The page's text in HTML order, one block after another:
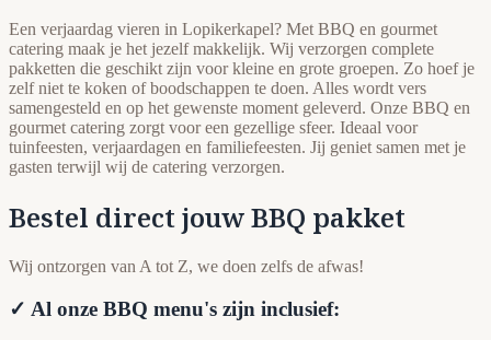
Een verjaardag vieren in Lopikerkapel? Met BBQ en gourmet
catering maak je het jezelf makkelijk. Wij verzorgen complete
pakketten die geschikt zijn voor kleine en grote groepen. Zo hoef je
zelf niet te koken of boodschappen te doen. Alles wordt vers
samengesteld en op het gewenste moment geleverd. Onze BBQ en
gourmet catering zorgt voor een gezellige sfeer. Ideaal voor
tuinfeesten, verjaardagen en familiefeesten. Jij geniet samen met je
gasten terwijl wij de catering verzorgen.
Bestel direct jouw BBQ pakket
Wij ontzorgen van A tot Z, we doen zelfs de afwas!
✓ Al onze BBQ menu's zijn inclusief: